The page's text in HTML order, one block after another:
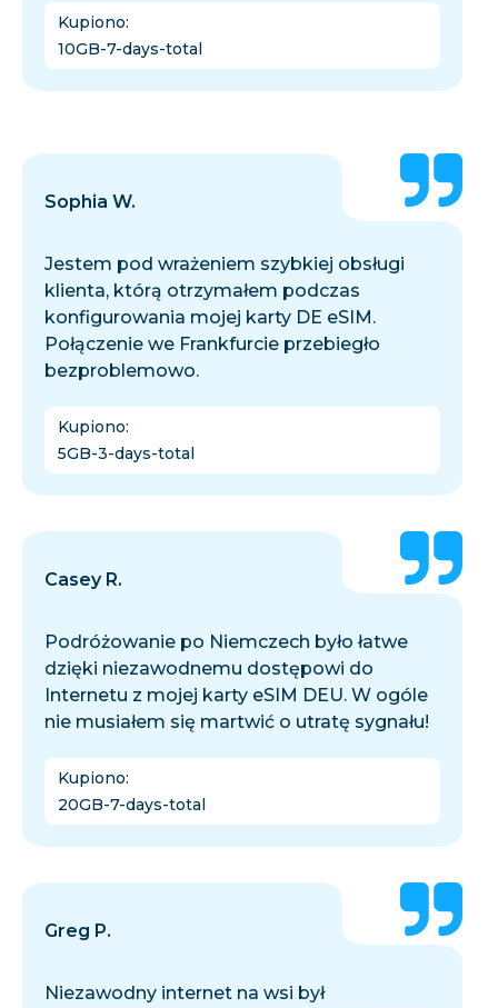
Kupiono:
10GB-7-days-total
Sophia W.
Jestem pod wrażeniem szybkiej obsługi
klienta, którą otrzymałem podczas
konfigurowania mojej karty DE eSIM.
Połączenie we Frankfurcie przebiegło
bezproblemowo.
Kupiono:
5GB-3-days-total
Casey R.
Podróżowanie po Niemczech było łatwe
dzięki niezawodnemu dostępowi do
Internetu z mojej karty eSIM DEU. W ogóle
nie musiałem się martwić o utratę sygnału!
Kupiono:
20GB-7-days-total
Greg P.
Niezawodny internet na wsi był